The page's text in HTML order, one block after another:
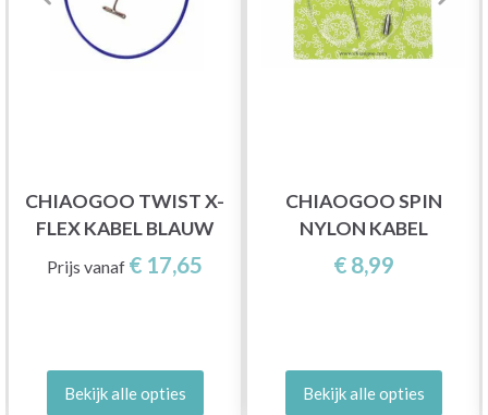
CHIAOGOO TWIST X-
FLEX KABEL BLAUW
Prijs vanaf € 17,65
Bekijk alle opties
CHIAOGOO SPIN
NYLON KABEL
€ 8,99
Bekijk alle opties